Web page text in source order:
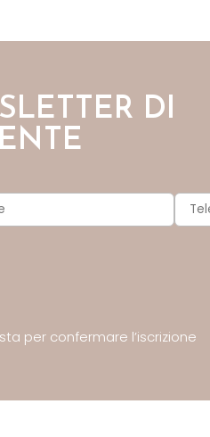
DI
per confermare l’iscrizione